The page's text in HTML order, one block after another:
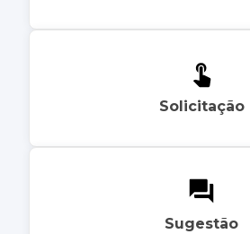
Solicitação
Sugestão